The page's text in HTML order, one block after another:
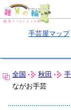
手芸屋マップ
全国 秋田
ながお手芸